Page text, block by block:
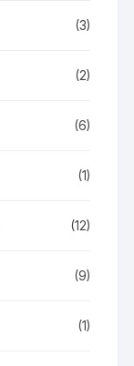
(3)
(2)
(6)
(1)
(12)
(9)
(1)